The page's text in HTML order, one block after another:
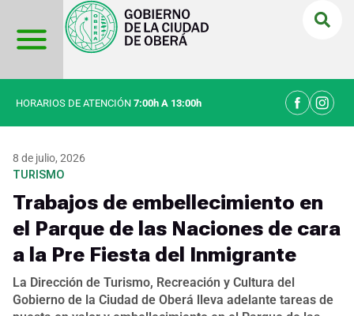
contenido
HORARIOS DE ATENCIÓN 7:00h A 13:00h
8 de julio, 2026
TURISMO
Trabajos de embellecimiento en
el Parque de las Naciones de cara
a la Pre Fiesta del Inmigrante
La Dirección de Turismo, Recreación y Cultura del
Gobierno de la Ciudad de Oberá lleva adelante tareas de